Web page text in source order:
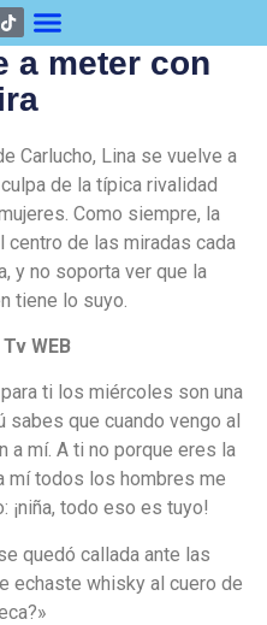
a meter con
Carlucho, Lina se vuelve a
de la típica rivalidad
Como siempre, la
centro de las miradas cada
y no soporta ver que la
tiene lo suyo.
WEB
ti los miércoles son una
sabes que cuando vengo al
a mí. A ti no porque eres la
mí todos los hombres me
¡niña, todo eso es tuyo!
quedó callada ante las
echaste whisky al cuero de